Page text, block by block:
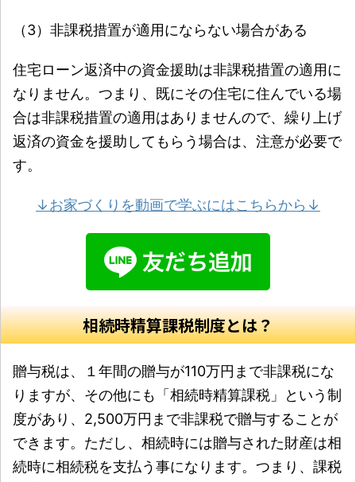
（3）非課税措置が適用にならない場合がある
住宅ローン返済中の資金援助は非課税措置の適用に
なりません。つまり、既にその住宅に住んでいる場
合は非課税措置の適用はありませんので、繰り上げ
返済の資金を援助してもらう場合は、注意が必要で
す。
↓お家づくりを動画で学ぶにはこちらから↓
相続時精算課税制度とは？
贈与税は、１年間の贈与が110万円まで非課税にな
りますが、その他にも「相続時精算課税」という制
度があり、2,500万円まで非課税で贈与することが
できます。ただし、相続時には贈与された財産は相
続時に相続税を支払う事になります。つまり、課税